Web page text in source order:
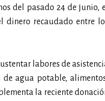
del pasado 24 de junio, el
recaudado entre
labores de
agua potable,
la reciente